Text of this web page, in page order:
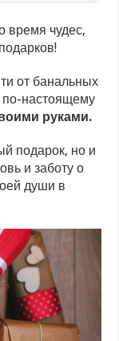
время чудес,
от банальных
по-настоящему
руками.
подарок, но и
и заботу о
души в